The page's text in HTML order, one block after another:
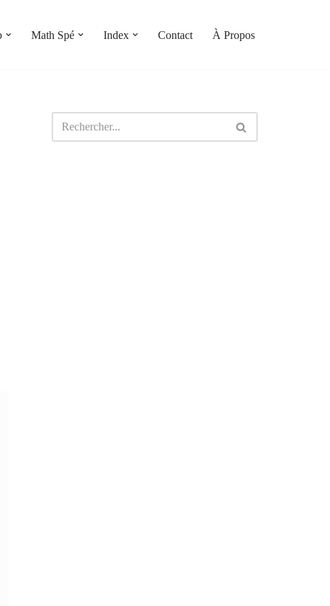
Math Spé Index Contact À Propos